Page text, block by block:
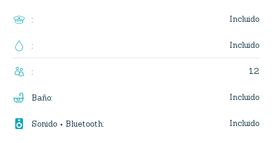
: Incluido
: Incluido
: 12
Baño: Incluido
 Sonido + Bluetooth: Incluido